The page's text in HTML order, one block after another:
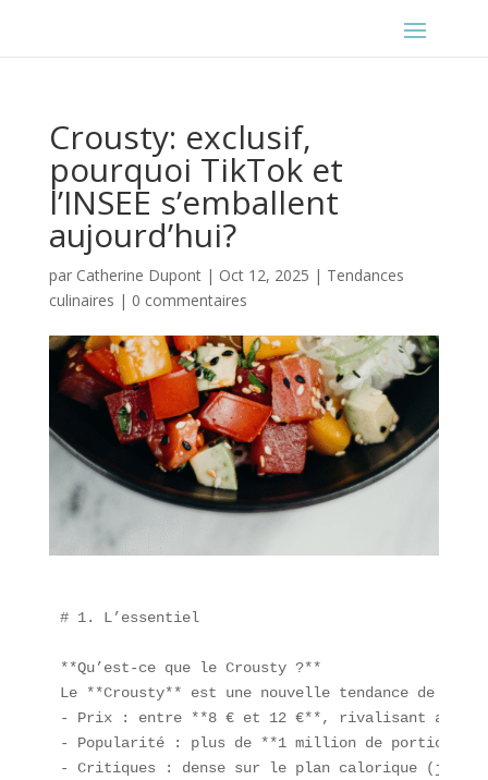
Crousty: exclusif,
pourquoi TikTok et
l’INSEE s’emballent
aujourd’hui?
par Catherine Dupont| Oct 12, 2025 | Tendances
culinaires | 0 commentaires
# 1. L’essentiel
**Qu’est-ce que le Crousty ?**
Le **Crousty** est une nouvelle tendance de
- Prix : entre **8 € et 12 €**, rivalisant avec
- Popularité : plus de **1 million de portions
- Critiques : dense sur le plan calorique